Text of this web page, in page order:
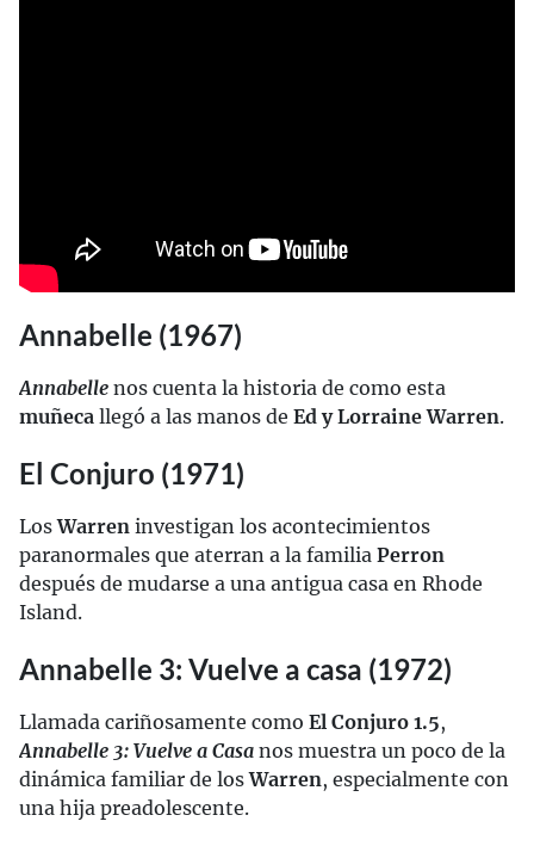
Annabelle (1967)
Annabelle nos cuenta la historia de como esta
muñeca llegó a las manos de Ed y Lorraine Warren.
El Conjuro (1971)
LosWarren investigan los acontecimientos
paranormales que aterran a la familia Perron
después de mudarse a una antigua casa en Rhode
Island.
Annabelle 3: Vuelve a casa (1972)
Llamada cariñosamente como El Conjuro 1.5,
Annabelle 3: Vuelve a Casa nos muestra un poco de la
dinámica familiar de losWarren, especialmente con
una hija preadolescente.